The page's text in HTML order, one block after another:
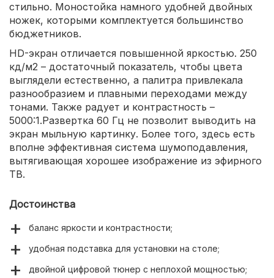
стильно. Моностойка намного удобней двойных
ножек, которыми комплектуется большинство
бюджетников.
HD-экран отличается повышенной яркостью. 250
кд/м2 – достаточный показатель, чтобы цвета
выглядели естественно, а палитра привлекала
разнообразием и плавными переходами между
тонами. Также радует и контрастность –
5000:1.Развертка 60 Гц не позволит выводить на
экран мыльную картинку. Более того, здесь есть
вполне эффективная система шумоподавления,
вытягивающая хорошее изображение из эфирного
ТВ.
Достоинства
баланс яркости и контрастности;
удобная подставка для установки на столе;
двойной цифровой тюнер с неплохой мощностью;